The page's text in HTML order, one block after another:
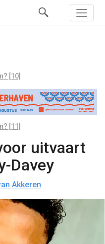
[10]
[11]
uitvaart
Davey
Akkeren